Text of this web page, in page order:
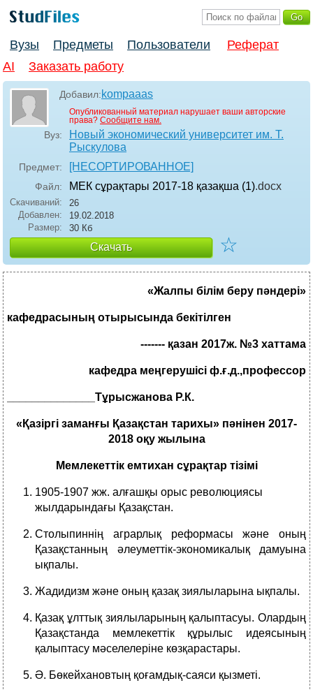
Вузы Предметы Пользователи
Реферат
AI
Заказать работу
Добавил:kompaaas
Опубликованный материал нарушает ваши авторские
права? Сообщите нам.
Вуз:
Новый экономический университет им. Т.
Рыскулова
Предмет: [НЕСОРТИРОВАННОЕ]
Файл: МЕК сұрақтары 2017-18 қазақша (1).docx
Скачиваний:
26
Добавлен:
19.02.2018
Размер:
30 Кб
Скачать ☆
«Жалпы білім беру пәндері»
кафедрасының отырысында бекітілген
------- қазан 2017ж. №3 хаттама
кафедра меңгерушісі ф.ғ.д.,профессор
______________Тұрысжанова Р.К.
«Қазіргі заманғы Қазақстан тарихы» пәнінен 2017-
2018 оқу жылына
Мемлекеттік емтихан сұрақтар тізімі
1905-1907 жж. алғашқы орыс революциясы
жылдарындағы Қазақстан.
Столыпиннің аграрлық реформасы және оның
Қазақстанның әлеуметтік-экономикалық дамуына
ықпалы.
Жадидизм және оның қазақ зиялыларына ықпалы.
Қазақ ұлттық зиялыларының қалыптасуы. Олардың
Қазақстанда мемлекеттік құрылыс идеясының
қалыптасу мәселелеріне көзқарастары.
Ә. Бөкейхановтың қоғамдық-саяси қызметі.